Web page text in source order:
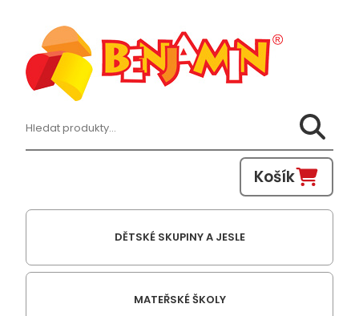
Hledat:
Košík
DĚTSKÉ SKUPINY A JESLE
MATEŘSKÉ ŠKOLY